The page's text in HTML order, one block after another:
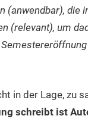
die
(relevant), um
in der Lage, zu
schreibt ist